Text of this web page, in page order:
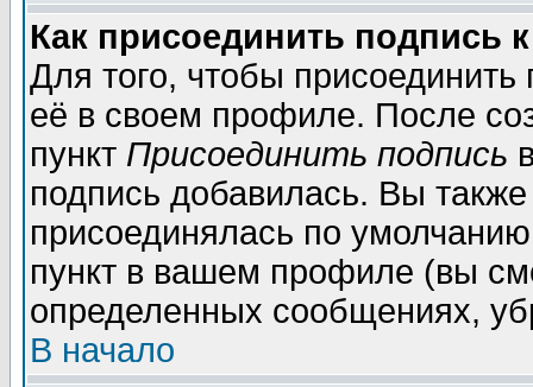
Как присоединить подпись
Для того, чтобы
её в своем профиле. После
пункт Присоединить подпись
подпись добавилась. Вы
присоединялась по
пункт в вашем профиле (вы
определенных сообщениях,
В начало